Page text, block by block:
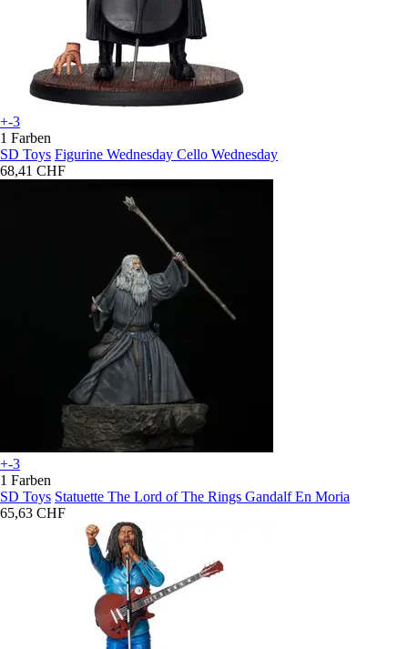
+-3
1 Farben
SD Toys Figurine Wednesday Cello Wednesday
68,41 CHF
+-3
1 Farben
SD Toys Statuette The Lord of The Rings Gandalf En Moria
65,63 CHF